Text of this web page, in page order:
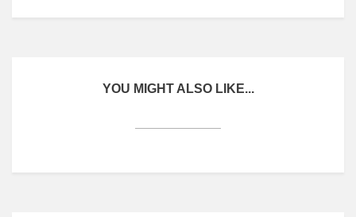
YOU MIGHT ALSO LIKE...